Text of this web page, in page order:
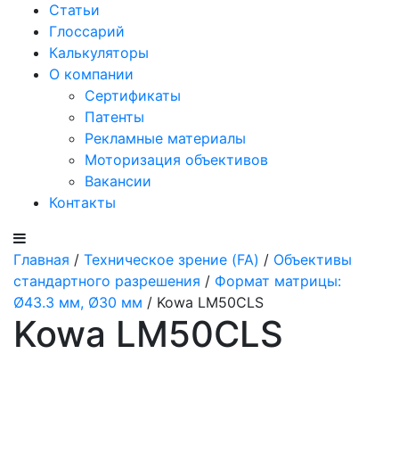
Статьи
Глоссарий
Калькуляторы
О компании
Сертификаты
Патенты
Рекламные материалы
Моторизация объективов
Вакансии
Контакты
Главная / Техническое зрение (FA) / Объективы
стандартного разрешения / Формат матрицы:
Ø43.3 мм, Ø30 мм / Kowa LM50CLS
Kowa LM50CLS